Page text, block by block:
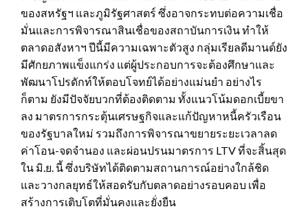
ของสหรัฐฯ และภูมิรัฐศาสตร์ ซึ่งอาจกระทบต่อความเชื่อ
มั่นและการพิจารณาสินเชื่อของสถาบันการเงิน ทำให้
ตลาดอสังหาฯ ปีนี้มีความเฉพาะตัวสูง กลุ่มเรียลดีมานด์ยัง
มีศักยภาพแข็งแกร่ง แต่ผู้ประกอบการจะต้องศึกษาและ
พัฒนาโปรดักท์ให้ตอบโจทย์ได้อย่างแม่นยำ อย่างไร
ก็ตาม ยังมีปัจจัยบวกที่ต้องติดตาม ทั้งแนวโน้มดอกเบี้ยขา
ลง มาตรการกระตุ้นเศรษฐกิจและแก้ปัญหาหนี้ครัวเรือน
ของรัฐบาลใหม่ รวมถึงการพิจารณาขยายระยะเวลาลด
ค่าโอน-จดจำนอง และผ่อนปรนมาตรการ LTV ที่จะสิ้นสุด
ใน มิ.ย. นี้ ซึ่งบริษัทได้ติดตามสถานการณ์อย่างใกล้ชิด
และวางกลยุทธ์ให้สอดรับกับตลาดอย่างรอบคอบ เพื่อ
สร้างการเติบโตที่มั่นคงและยั่งยืน